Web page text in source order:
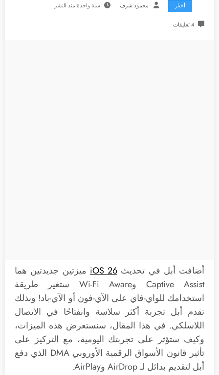
أخبار محمود شرف سنة واحدة منذ النشر
4 تعليقات
أضافت أبل في تحديث iOS 26 ميزتين جديدتين هما
Captive Assist وWi-Fi Aware ستغير طريقة
استخدامك للواي-فاي على الآي-فون أو الآي-باد! وبذلك
تقدم أبل تجربة أكثر سلاسة وانفتاحًا في الاتصال
اللاسلكي. في هذا المقال، سنستعرض هذه الميزات،
وكيف ستؤثر على تجربتك اليومية، مع التركيز على
تأثير قانون الأسواق الرقمية الأوروبي DMA الذي دفع
أبل لتقديم بدائل لـ AirDrop وAirPlay.